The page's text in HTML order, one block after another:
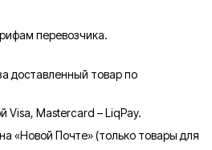
перевозчика.
доставленный товар по
Visa, Mastercard – LiqPay.
«Новой Почте» (только товары для